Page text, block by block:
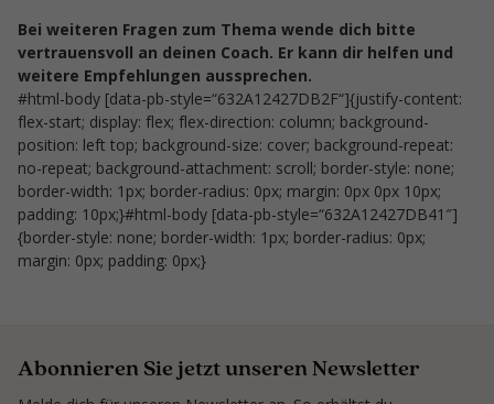
Bei weiteren Fragen zum Thema wende dich bitte
vertrauensvoll an deinen Coach. Er kann dir helfen und
weitere Empfehlungen aussprechen.
#html-body [data-pb-style=“632A12427DB2F“]{justify-content:
flex-start; display: flex; flex-direction: column; background-
position: left top; background-size: cover; background-repeat:
no-repeat; background-attachment: scroll; border-style: none;
border-width: 1px; border-radius: 0px; margin: 0px 0px 10px;
padding: 10px;}#html-body [data-pb-style=“632A12427DB41″]
{border-style: none; border-width: 1px; border-radius: 0px;
margin: 0px; padding: 0px;}
Abonnieren Sie jetzt unseren Newsletter